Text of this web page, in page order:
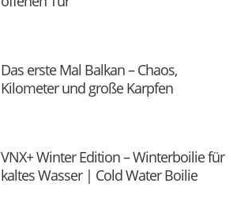
Das erste Mal Balkan – Chaos,
Kilometer und große Karpfen
VNX+ Winter Edition – Winterboilie für
kaltes Wasser | Cold Water Boilie